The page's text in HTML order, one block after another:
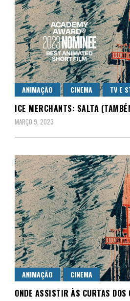
ANIMAÇÃO CINEMA TV E
ICE MERCHANTS: SALTA
MARÇO 9, 2023
ANIMAÇÃO CINEMA
ONDE ASSISTIR ÀS CURTAS DOS